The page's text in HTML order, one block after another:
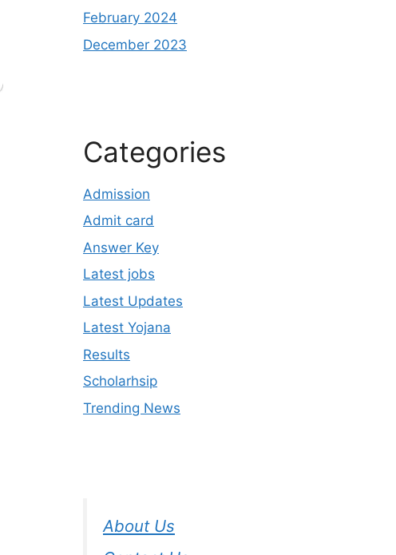
February 2024
December 2023
Categories
Admission
Admit card
Answer Key
Latest jobs
Latest Updates
Latest Yojana
Results
Scholarhsip
Trending News
About Us